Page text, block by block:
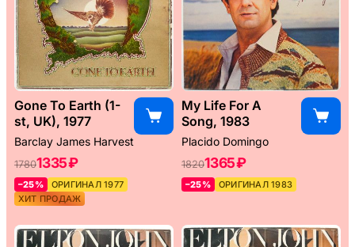
Gone To Earth (1-
st, UK), 1977
Barclay James Harvest
17801335 ₽
–25%
ОРИГИНАЛ 1977
ХИТ ПРОДАЖ
My Life For A
Song, 1983
Placido Domingo
18201365 ₽
–25% ОРИГИНАЛ 1983